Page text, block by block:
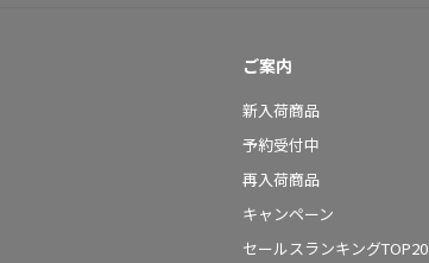
ご案内
新入荷商品
予約受付中
再入荷商品
キャンペーン
セールスランキングTOP20